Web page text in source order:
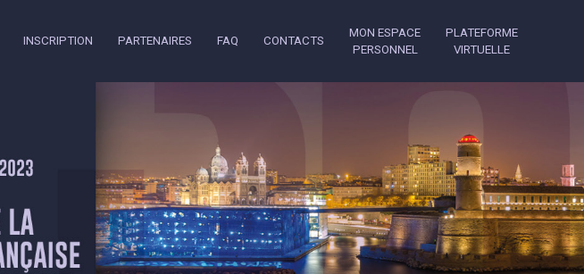
INSCRIPTION PARTENAIRES FAQ CONTACTS
MON ESPACE
PERSONNEL
PLATEFORME
VIRTUELLE